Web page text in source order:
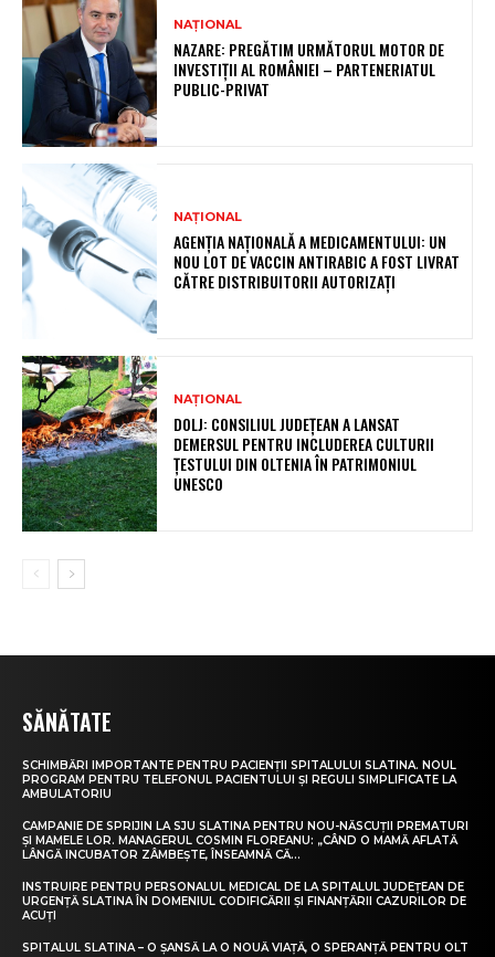
NAȚIONAL
NAZARE: PREGĂTIM URMĂTORUL MOTOR DE
INVESTIȚII AL ROMÂNIEI – PARTENERIATUL
PUBLIC-PRIVAT
NAȚIONAL
AGENȚIA NAȚIONALĂ A MEDICAMENTULUI: UN
NOU LOT DE VACCIN ANTIRABIC A FOST LIVRAT
CĂTRE DISTRIBUITORII AUTORIZAȚI
NAȚIONAL
DOLJ: CONSILIUL JUDEȚEAN A LANSAT
DEMERSUL PENTRU INCLUDEREA CULTURII
ȚESTULUI DIN OLTENIA ÎN PATRIMONIUL
UNESCO
SĂNĂTATE
SCHIMBĂRI IMPORTANTE PENTRU PACIENȚII SPITALULUI SLATINA. NOUL
PROGRAM PENTRU TELEFONUL PACIENTULUI ȘI REGULI SIMPLIFICATE LA
AMBULATORIU
CAMPANIE DE SPRIJIN LA SJU SLATINA PENTRU NOU-NĂSCUȚII PREMATURI
ȘI MAMELE LOR. MANAGERUL COSMIN FLOREANU: „CÂND O MAMĂ AFLATĂ
LÂNGĂ INCUBATOR ZÂMBEȘTE, ÎNSEAMNĂ CĂ...
INSTRUIRE PENTRU PERSONALUL MEDICAL DE LA SPITALUL JUDEȚEAN DE
URGENȚĂ SLATINA ÎN DOMENIUL CODIFICĂRII ȘI FINANȚĂRII CAZURILOR DE
ACUȚI
SPITALUL SLATINA – O ȘANSĂ LA O NOUĂ VIAȚĂ, O SPERANȚĂ PENTRU OLT